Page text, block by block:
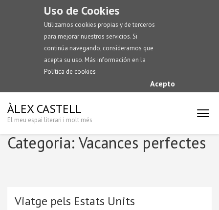
Uso de Cookies
Utilizamos cookies propias y de terceros
para mejorar nuestros servicios. Si
continúa navegando, consideramos que
acepta su uso. Más información en la
Política de cookies
Acepto
ÀLEX CASTELL
El meu espai literari i molt més
Categoria: Vacances perfectes
Viatge pels Estats Units